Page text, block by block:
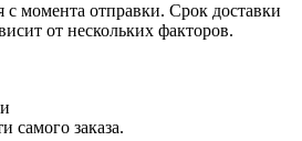
с момента отправки. Срок доставки
от нескольких факторов.
самого заказа.